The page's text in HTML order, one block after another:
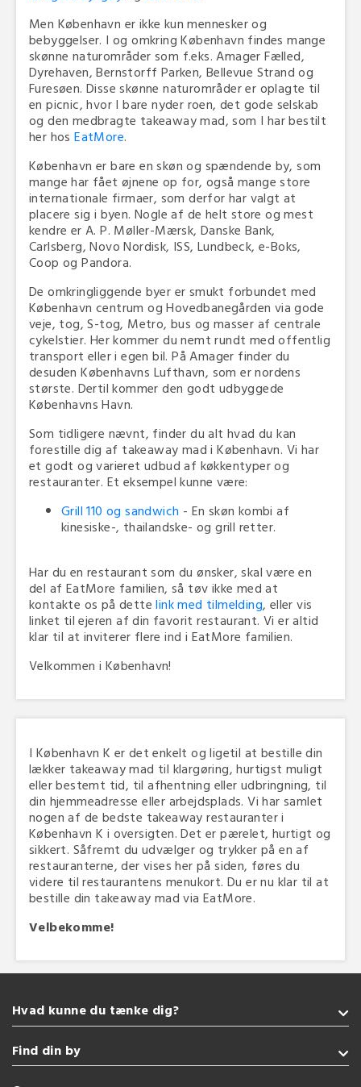
Men København er ikke kun mennesker og
bebyggelser. I og omkring København findes mange
skønne naturområder som f.eks. Amager Fælled,
Dyrehaven, Bernstorff Parken, Bellevue Strand og
Furesøen. Disse skønne naturområder er oplagte til
en picnic, hvor I bare nyder roen, det gode selskab
og den medbragte takeaway mad, som I har bestilt
her hosEatMore.
København er bare en skøn og spændende by, som
mange har fået øjnene op for, også mange store
internationale firmaer, som derfor har valgt at
placere sig i byen. Nogle af de helt store og mest
kendre er A. P. Møller-Mærsk, Danske Bank,
Carlsberg, Novo Nordisk, ISS, Lundbeck, e-Boks,
Coop og Pandora.
De omkringliggende byer er smukt forbundet med
København centrum og Hovedbanegården via gode
veje, tog, S-tog, Metro, bus og masser af centrale
cykelstier. Her kommer du nemt rundt med offentlig
transport eller i egen bil. På Amager finder du
desuden Københavns Lufthavn, som er nordens
største. Dertil kommer den godt udbyggede
Københavns Havn.
Som tidligere nævnt, finder du alt hvad du kan
forestille dig af takeaway mad i København. Vi har
et godt og varieret udbud af køkkentyper og
restauranter. Et eksempel kunne være:
Grill 110 og sandwich - En skøn kombi af
kinesiske-, thailandske- og grill retter.
Har du en restaurant som du ønsker, skal være en
del af EatMore familien, så tøv ikke med at
kontakte os på dettelink med tilmelding, eller vis
linket til ejeren af din favorit restaurant. Vi er altid
klar til at inviterer flere ind i EatMore familien.
Velkommen i København!
I København K er det enkelt og ligetil at bestille din
lækker takeaway mad til klargøring, hurtigst muligt
eller bestemt tid, til afhentning eller udbringning, til
din hjemmeadresse eller arbejdsplads. Vi har samlet
nogen af de bedste takeaway restauranter i
København K i oversigten. Det er pærelet, hurtigt og
sikkert. Såfremt du udvælger og trykker på en af
restauranterne, der vises her på siden, føres du
videre til restaurantens menukort. Du er nu klar til at
bestille din takeaway mad via EatMore.
Velbekomme!
Hvad kunne du tænke dig?
Takeaway
Amerikansk
Find din by
Sønderborg